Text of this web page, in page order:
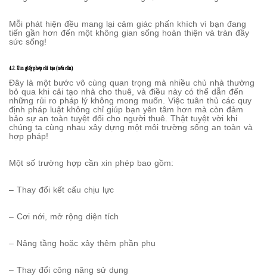
Mỗi phát hiện đều mang lại cảm giác phấn khích vì bạn đang
tiến gần hơn đến một không gian sống hoàn thiện và tràn đầy
sức sống!
4.2. Xin giấy phép cải tạo (nếu cần)
Đây là một bước vô cùng quan trọng mà nhiều chủ nhà thường
bỏ qua khi cải tạo nhà cho thuê, và điều này có thể dẫn đến
những rủi ro pháp lý không mong muốn. Việc tuân thủ các quy
định pháp luật không chỉ giúp bạn yên tâm hơn mà còn đảm
bảo sự an toàn tuyệt đối cho người thuê. Thật tuyệt vời khi
chúng ta cùng nhau xây dựng một môi trường sống an toàn và
hợp pháp!
Một số trường hợp cần xin phép bao gồm:
– Thay đổi kết cấu chịu lực
– Cơi nới, mở rộng diện tích
– Nâng tầng hoặc xây thêm phần phụ
– Thay đổi công năng sử dụng